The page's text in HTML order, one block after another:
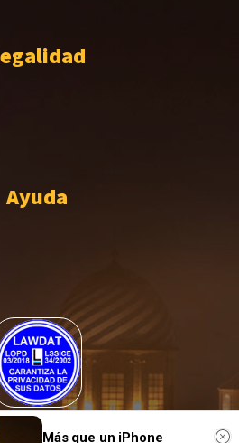
Ayuda
un grado más de compromiso en el
de sus datos.
Más que un iPhone